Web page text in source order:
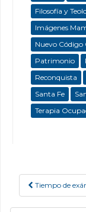
Filosofía y
Imágenes
Nuevo Código
Patrimonio
Reconquista
Santa Fe
Terapia
Post
Tiempo de